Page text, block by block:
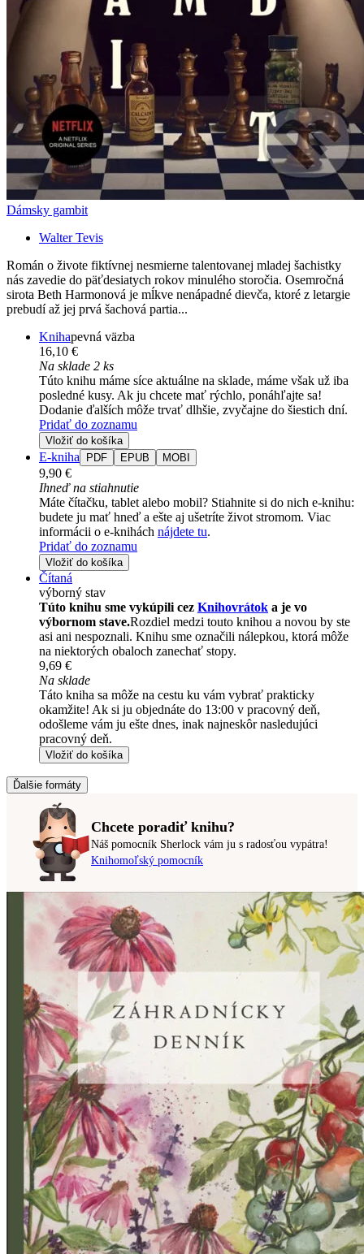
Dámsky gambit
Walter Tevis
Román o živote fiktívnej nesmierne talentovanej mladej šachistky
nás zavedie do päťdesiatych rokov minulého storočia. Osemročná
sirota Beth Harmonová je mĺkve nenápadné dievča, ktoré z letargie
prebudí až jej prvá šachová partia...
Knihapevná väzba
16,10 €
Na sklade 2 ks
Túto knihu máme síce aktuálne na sklade, máme však už iba
posledné kusy. Ak ju chcete mať rýchlo, ponáhľajte sa!
Dodanie ďalších môže trvať dlhšie, zvyčajne do šiestich dní.
Pridať do zoznamu
Vložiť do košíka
E-kniha PDF EPUB MOBI
9,90 €
Ihneď na stiahnutie
Máte čítačku, tablet alebo mobil? Stiahnite si do nich e-knihu:
budete ju mať hneď a ešte aj ušetríte život stromom. Viac
informácii o e-knihách nájdete tu.
Pridať do zoznamu
Vložiť do košíka
Čítaná
výborný stav
Túto knihu sme vykúpili cez Knihovrátok a je vo
výbornom stave.Rozdiel medzi touto knihou a novou by ste
asi ani nespoznali. Knihu sme označili nálepkou, ktorá môže
na niektorých obaloch zanechať stopy.
9,69 €
Na sklade
Táto kniha sa môže na cestu ku vám vybrať prakticky
okamžite! Ak si ju objednáte do 13:00 v pracovný deň,
odošleme vám ju ešte dnes, inak najneskôr nasledujúci
pracovný deň.
Vložiť do košíka
Ďalšie formáty
Chcete poradiť knihu?
Náš pomocník Sherlock vám ju s radosťou vypátra!
Knihomoľský pomocník